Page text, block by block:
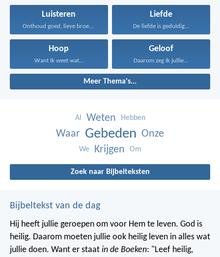
Luisteren
Onthoud goed, lieve broeders...
Liefde
De liefde is geduldig...
Hoop
Want Ik weet wat...
Geloof
Daarom zeg Ik jullie...
Meer Thema's...
Al Weten Hebben
Waar Gebeden Onze
We Krijgen Om
Zoek naar Bijbelteksten
Bijbeltekst van de dag
Hij heeft jullie geroepen om voor Hem te leven. God is
heilig. Daarom moeten jullie ook heilig leven in alles wat
jullie doen. Want er staat in de Boeken: "Leef heilig,